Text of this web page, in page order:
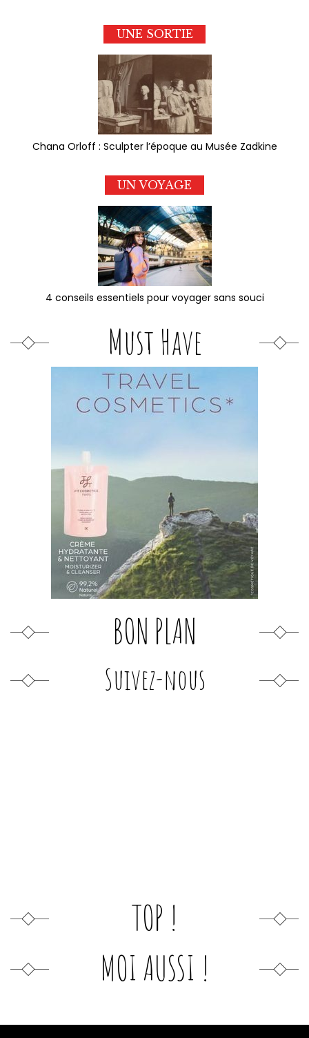
UNE SORTIE
Chana Orloff : Sculpter l’époque au Musée Zadkine
UN VOYAGE
4 conseils essentiels pour voyager sans souci
Must Have
BON PLAN
Suivez-nous
TOP !
MOI AUSSI !